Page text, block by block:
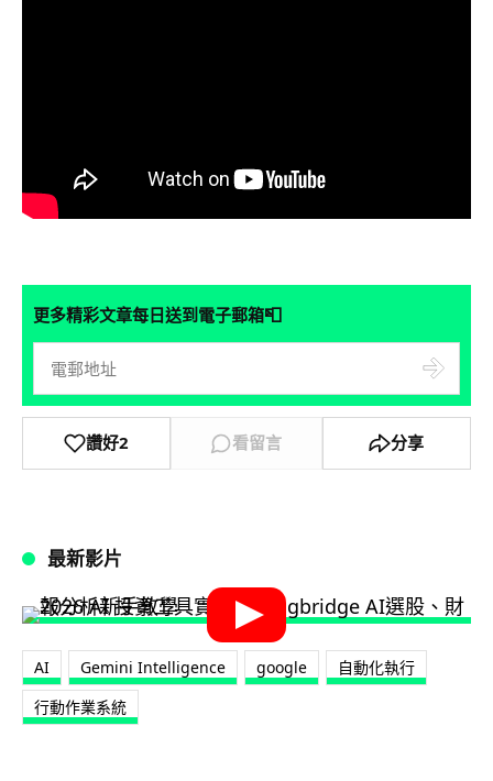
更多精彩文章每日送到電子郵箱📮
讚好2 看留言 分享
最新影片
AI Gemini Intelligence google
自動化執行
行動作業系統